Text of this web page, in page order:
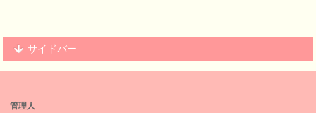
サイドバー
管理人